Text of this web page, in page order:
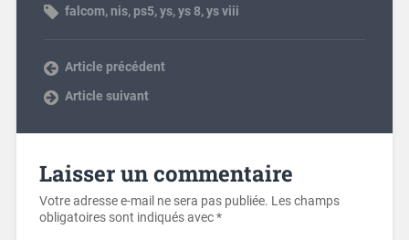
falcom,nis, ps5,ys,ys 8,ys viii
Article précédent
Article suivant
Laisser un commentaire
Votre adresse e-mail ne sera pas publiée. Les champs
obligatoires sont indiqués avec*